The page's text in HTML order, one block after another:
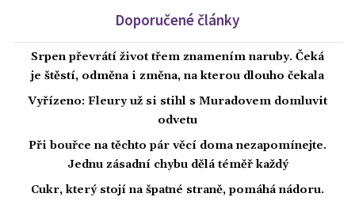
Doporučené články
Srpen převrátí život třem znamením naruby. Čeká
je štěstí, odměna i změna, na kterou dlouho čekala
Vyřízeno: Fleury už si stihl s Muradovem domluvit
odvetu
Při bouřce na těchto pár věcí doma nezapomínejte.
Jednu zásadní chybu dělá téměř každý
Cukr, který stojí na špatné straně, pomáhá nádoru.